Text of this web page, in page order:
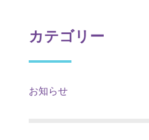
カテゴリー
お知らせ